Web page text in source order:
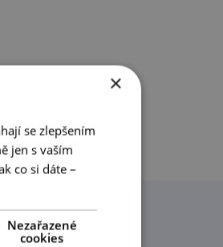
×
se zlepšením
jen s vaším
co si dáte –
Nezařazené
cookies